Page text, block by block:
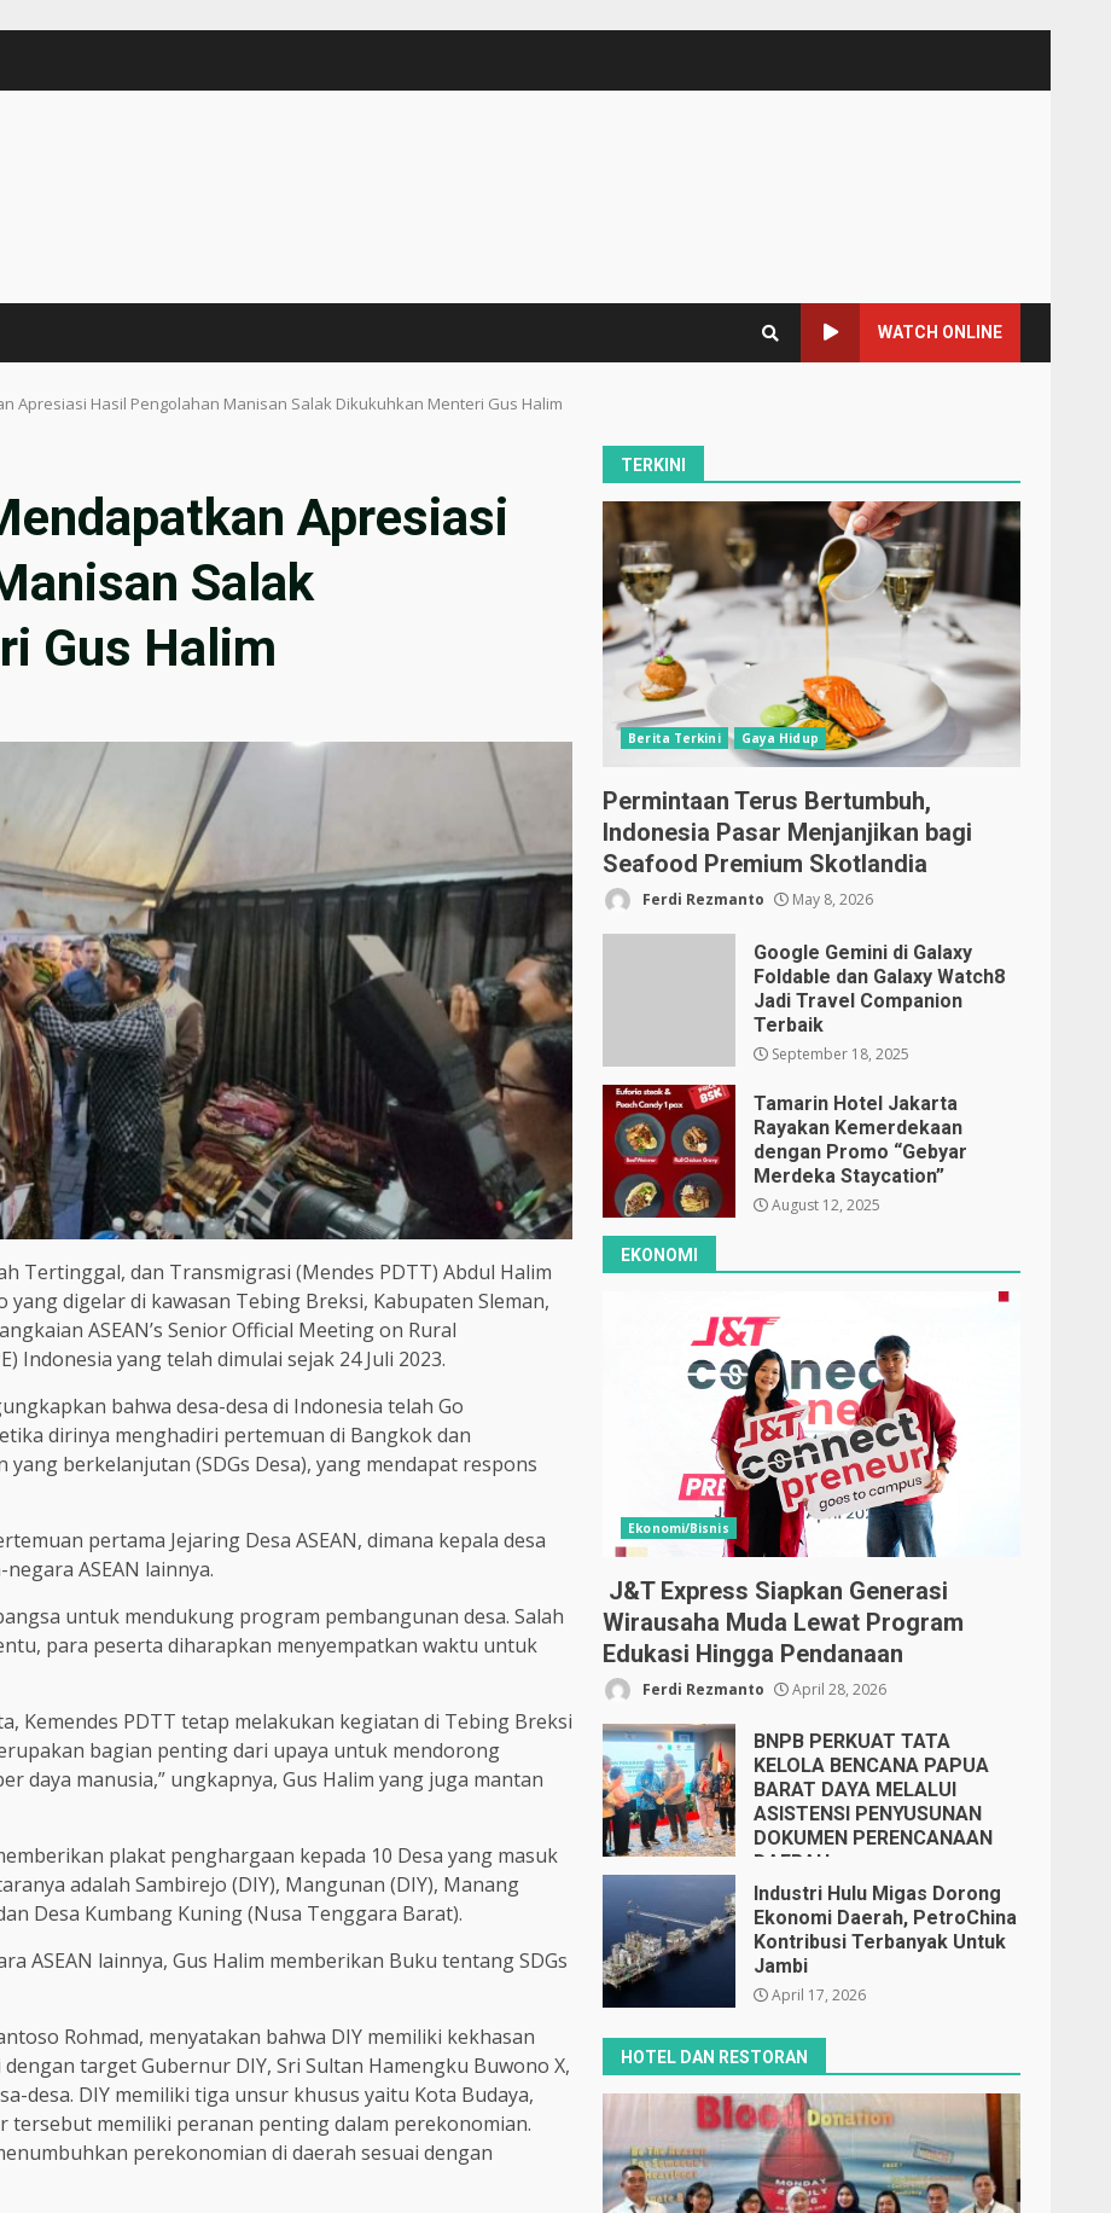
WATCH ONLINE
Apresiasi Hasil Pengolahan Manisan Salak Dikukuhkan Menteri Gus Halim
Apresiasi
Salak
Gus Halim
Tertinggal, dan Transmigrasi (Mendes PDTT) Abdul Halim
yang digelar di kawasan Tebing Breksi, Kabupaten Sleman,
ASEAN’s Senior Official Meeting on Rural
Indonesia yang telah dimulai sejak 24 Juli 2023.
bahwa desa-desa di Indonesia telah Go
dirinya menghadiri pertemuan di Bangkok dan
berkelanjutan (SDGs Desa), yang mendapat respons
pertama Jejaring Desa ASEAN, dimana kepala desa
ASEAN lainnya.
untuk mendukung program pembangunan desa. Salah
para peserta diharapkan menyempatkan waktu untuk
Kemendes PDTT tetap melakukan kegiatan di Tebing Breksi
bagian penting dari upaya untuk mendorong
daya manusia,” ungkapnya, Gus Halim yang juga mantan
plakat penghargaan kepada 10 Desa yang masuk
adalah Sambirejo (DIY), Mangunan (DIY), Manang
Desa Kumbang Kuning (Nusa Tenggara Barat).
ASEAN lainnya, Gus Halim memberikan Buku tentang SDGs
Rohmad, menyatakan bahwa DIY memiliki kekhasan
target Gubernur DIY, Sri Sultan Hamengku Buwono X,
desa. DIY memiliki tiga unsur khusus yaitu Kota Budaya,
tersebut memiliki peranan penting dalam perekonomian.
perekonomian di daerah sesuai dengan
TERKINI
Berita Terkini Gaya Hidup
Permintaan Terus Bertumbuh,
Indonesia Pasar Menjanjikan bagi
Seafood Premium Skotlandia
Ferdi Rezmanto May 8, 2026
Google Gemini di Galaxy
Foldable dan Galaxy Watch8
Jadi Travel Companion
Terbaik
September 18, 2025
Tamarin Hotel Jakarta
Rayakan Kemerdekaan
dengan Promo “Gebyar
Merdeka Staycation”
August 12, 2025
EKONOMI
Ekonomi/Bisnis
J&T Express Siapkan Generasi
Wirausaha Muda Lewat Program
Edukasi Hingga Pendanaan
Ferdi Rezmanto April 28, 2026
BNPB PERKUAT TATA
KELOLA BENCANA PAPUA
BARAT DAYA MELALUI
ASISTENSI PENYUSUNAN
DOKUMEN PERENCANAAN
DAERAH
April 17, 2026
Industri Hulu Migas Dorong
Ekonomi Daerah, PetroChina
Kontribusi Terbanyak Untuk
Jambi
April 17, 2026
HOTEL DAN RESTORAN